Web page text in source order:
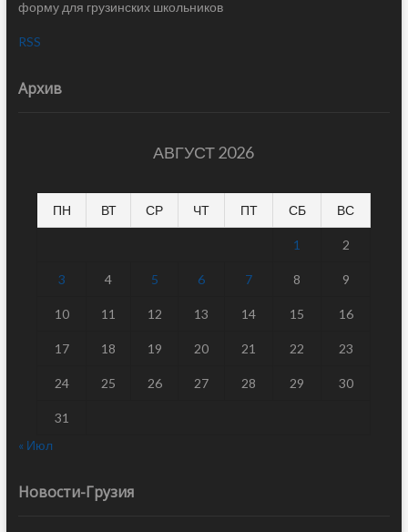
форму для грузинских школьников
RSS
Архив
АВГУСТ 2026
ПН ВТ СР ЧТ ПТ СБ ВС
1 2
3 4 5 6 7 8 9
10 11 12 13 14 15 16
17 18 19 20 21 22 23
24 25 26 27 28 29 30
31
« Июл
Новости-Грузия